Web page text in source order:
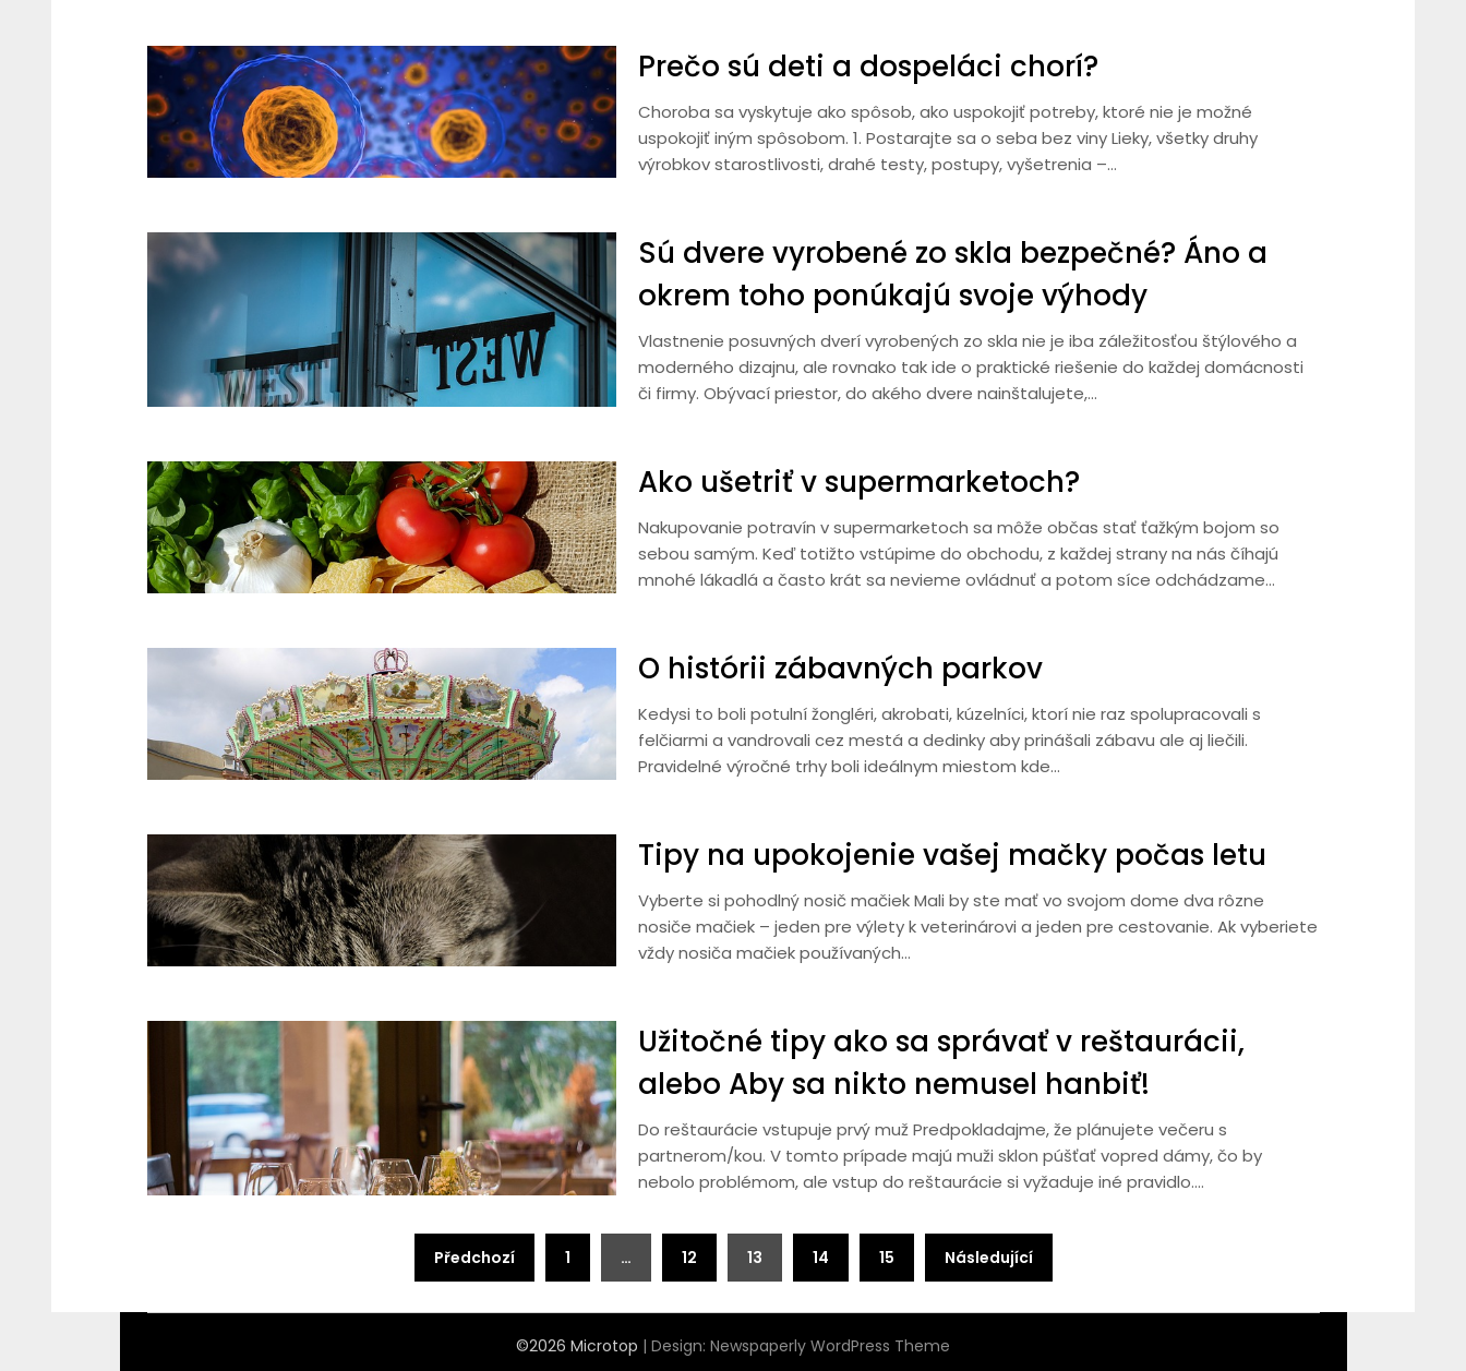
Prečo sú deti a dospeláci chorí?
Choroba sa vyskytuje ako spôsob, ako uspokojiť potreby, ktoré nie je možné
uspokojiť iným spôsobom. 1. Postarajte sa o seba bez viny Lieky, všetky druhy
výrobkov starostlivosti, drahé testy, postupy, vyšetrenia –…
Sú dvere vyrobené zo skla bezpečné? Áno a
okrem toho ponúkajú svoje výhody
Vlastnenie posuvných dverí vyrobených zo skla nie je iba záležitosťou štýlového a
moderného dizajnu, ale rovnako tak ide o praktické riešenie do každej domácnosti
či firmy. Obývací priestor, do akého dvere nainštalujete,…
Ako ušetriť v supermarketoch?
Nakupovanie potravín v supermarketoch sa môže občas stať ťažkým bojom so
sebou samým. Keď totižto vstúpime do obchodu, z každej strany na nás číhajú
mnohé lákadlá a často krát sa nevieme ovládnuť a potom síce odchádzame…
O histórii zábavných parkov
Kedysi to boli potulní žongléri, akrobati, kúzelníci, ktorí nie raz spolupracovali s
felčiarmi a vandrovali cez mestá a dedinky aby prinášali zábavu ale aj liečili.
Pravidelné výročné trhy boli ideálnym miestom kde…
Tipy na upokojenie vašej mačky počas letu
Vyberte si pohodlný nosič mačiek Mali by ste mať vo svojom dome dva rôzne
nosiče mačiek – jeden pre výlety k veterinárovi a jeden pre cestovanie. Ak vyberiete
vždy nosiča mačiek používaných…
Užitočné tipy ako sa správať v reštaurácii,
alebo Aby sa nikto nemusel hanbiť!
Do reštaurácie vstupuje prvý muž Predpokladajme, že plánujete večeru s
partnerom/kou. V tomto prípade majú muži sklon púšťať vopred dámy, čo by
nebolo problémom, ale vstup do reštaurácie si vyžaduje iné pravidlo….
Předchozí 1 … 12 13 14 15 Následující
©2026 Microtop | Design: Newspaperly WordPress Theme